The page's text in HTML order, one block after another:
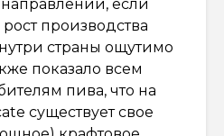
если
рост производства
страны ощутимо
показало всем
пива, что на
существует свое